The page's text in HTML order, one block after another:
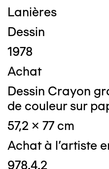
Lanières
Dessin
1978
Achat
Dessin Crayon
de couleur sur
57,2 x 77 cm
Achat à l'artiste
978.4.2